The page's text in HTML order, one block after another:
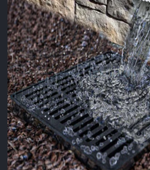
PİK